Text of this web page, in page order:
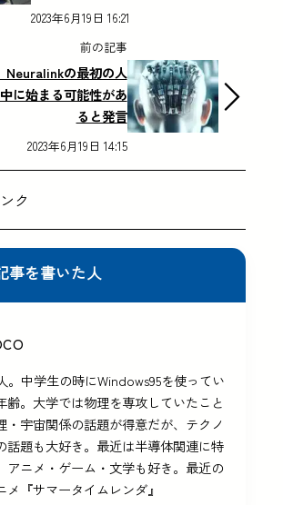
2023年6月19日 16:21
前の記事
Neuralinkの最初の人
に始まる可能性があ
ると発言
2023年6月19日 14:15
ク
事を書いた人
。中学生の時にWindows95を使ってい
齢。大学では物理を専攻していたこと
・宇宙関係の話題が得意だが、テクノ
話題も大好き。最近は半導体関連に特
アニメ・ゲーム・文学も好き。最近の
メ『サマータイムレンダ』